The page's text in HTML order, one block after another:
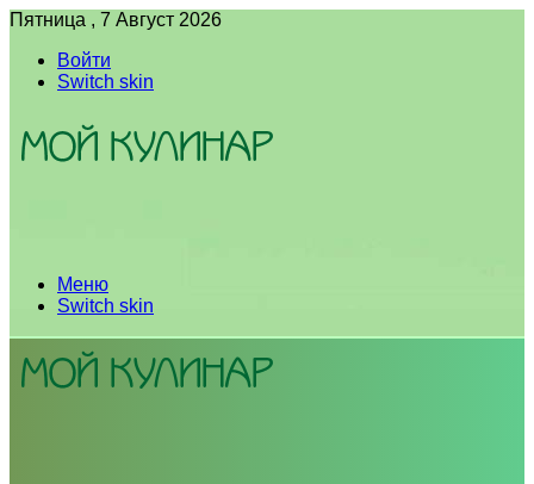
Пятница , 7 Август 2026
Войти
Switch skin
Меню
Switch skin